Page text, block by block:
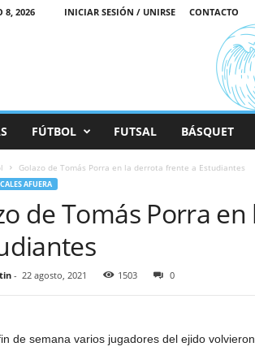
8, 2026 INICIAR SESIÓN / UNIRSE CONTACTO
FÚTBOL FUTSAL BÁSQUET
Golazo de Tomás Porra en la derrota frente a Estudiantes
AFUERA
de Tomás Porra
- 22 agosto, 2021 1503 0
de semana varios jugadores del ejido